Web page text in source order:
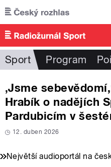
Přejít k hlavnímu obsahu
Sport Program
‚Jsme
Hrabík o nadějích
Pardubicím v
12. duben 2026
Největší audioportál na